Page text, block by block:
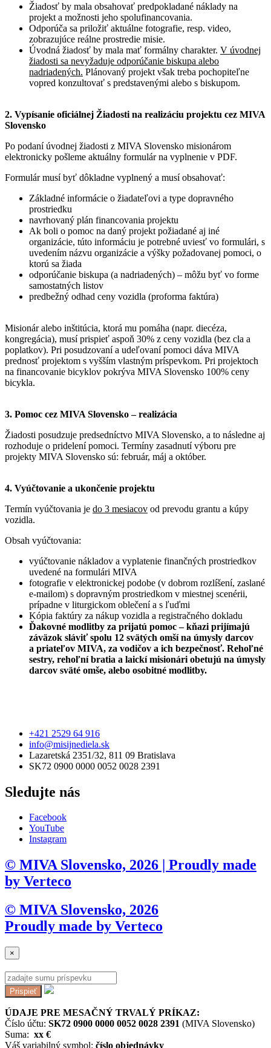
Žiadosť by mala obsahovať predpokladané náklady na
projekt a možnosti jeho spolufinancovania.
Odporúča sa priložiť aktuálne fotografie, resp. video,
zobrazujúce reálne prostredie misie.
Úvodná žiadosť by mala mať formálny charakter. V úvodnej
žiadosti sa nevyžaduje odporúčanie biskupa alebo
nadriadených. Plánovaný projekt však treba pochopiteľne
vopred konzultovať s predstavenými alebo s biskupom.
2. Vypísanie oficiálnej Žiadosti na realizáciu projektu cez MIVA
Slovensko
Po podaní úvodnej žiadosti z MIVA Slovensko misionárom
elektronicky pošleme aktuálny formulár na vyplnenie v PDF.
Formulár musí byť dôkladne vyplnený a musí obsahovať:
Základné informácie o žiadateľovi a type dopravného
prostriedku
navrhovaný plán financovania projektu
Ak boli o pomoc na daný projekt požiadané aj iné
organizácie, túto informáciu je potrebné uviesť vo formulári, s
uvedením názvu organizácie a výšky požadovanej pomoci, o
ktorú sa žiada
odporúčanie biskupa (a nadriadených) – môžu byť vo forme
samostatných listov
predbežný odhad ceny vozidla (proforma faktúra)
Misionár alebo inštitúcia, ktorá mu pomáha (napr. diecéza,
kongregácia), musí prispieť aspoň 30% z ceny vozidla (bez cla a
poplatkov). Pri posudzovaní a udeľovaní pomoci dáva MIVA
prednosť projektom s vyšším vlastným príspevkom. Pri projektoch
na financovanie bicyklov pokrýva MIVA Slovensko 100% ceny
bicykla.
3. Pomoc cez MIVA Slovensko – realizácia
Žiadosti posudzuje predsedníctvo MIVA Slovensko, a to následne aj
rozhoduje o pridelení pomoci. Termíny zasadnutí výboru pre
projekty MIVA Slovensko sú: február, máj a október.
4. Vyúčtovanie a ukončenie projektu
Termín vyúčtovania je do 3 mesiacov od prevodu grantu a kúpy
vozidla.
Obsah vyúčtovania:
vyúčtovanie nákladov a vyplatenie finančných prostriedkov
uvedené na formulári MIVA
fotografie v elektronickej podobe (v dobrom rozlíšení, zaslané
e-mailom) s dopravným prostriedkom v miestnej scenérii,
prípadne v liturgickom oblečení a s ľuďmi
Kópia faktúry za nákup vozidla a registračného dokladu
Ďakovné modlitby za prijatú pomoc – kňazi prijímajú
záväzok sláviť spolu 12 svätých omší na úmysly darcov
a priateľov MIVA, za vodičov a ich bezpečnosť. Rehoľné
sestry, rehoľní bratia a laickí misionári obetujú na úmysly
darcov sväté omše, alebo osobitné modlitby.
+421 2529 64 916
info@misijnediela.sk
Lazaretská 2351/32, 811 09 Bratislava
SK72 0900 0000 0052 0028 2391
Sledujte nás
Facebook
YouTube
Instagram
© MIVA Slovensko, 2026 | Proudly made
by Verteco
© MIVA Slovensko, 2026
Proudly made by Verteco
×
Prispieť
ÚDAJE PRE MESAČNÝ TRVALÝ PRÍKAZ:
Číslo účtu: SK72 0900 0000 0052 0028 2391 (MIVA Slovensko)
Suma: xx €
Váš variabilný symbol: číslo objednávky